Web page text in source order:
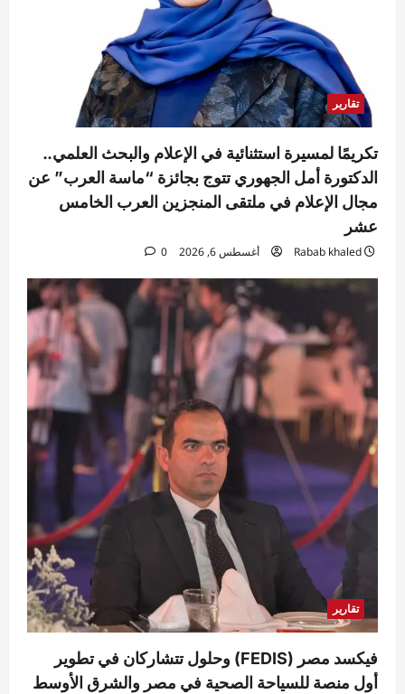
تقارير
تكريمًا لمسيرة استثنائية في الإعلام والبحث العلمي..
الدكتورة أمل الجهوري تتوج بجائزة “ماسة العرب” عن
مجال الإعلام في ملتقى المنجزين العرب الخامس
عشر
Rabab khaled أغسطس 6, 2026 0
تقارير
فيكسد مصر (FEDIS) وحلول تتشاركان في تطوير
أول منصة للسياحة الصحية في مصر والشرق الأوسط